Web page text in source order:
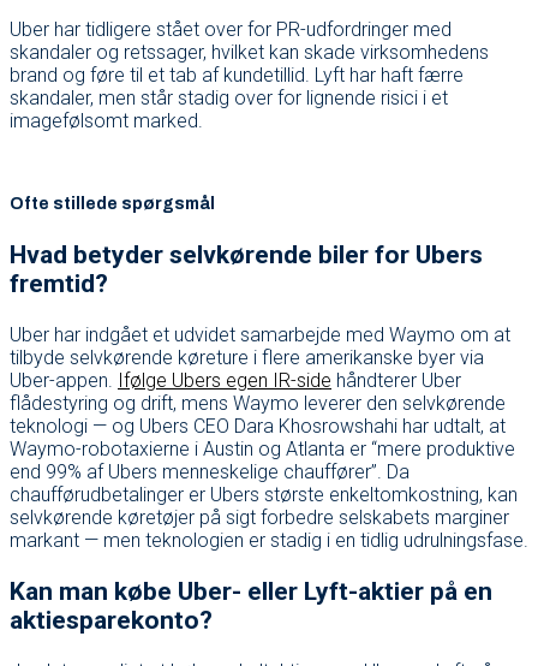
Uber har tidligere stået over for PR-udfordringer med
skandaler og retssager, hvilket kan skade virksomhedens
brand og føre til et tab af kundetillid. Lyft har haft færre
skandaler, men står stadig over for lignende risici i et
imagefølsomt marked.
Ofte stillede spørgsmål
Hvad betyder selvkørende biler for Ubers
fremtid?
Uber har indgået et udvidet samarbejde med Waymo om at
tilbyde selvkørende køreture i flere amerikanske byer via
Uber-appen. Ifølge Ubers egen IR-side håndterer Uber
flådestyring og drift, mens Waymo leverer den selvkørende
teknologi — og Ubers CEO Dara Khosrowshahi har udtalt, at
Waymo-robotaxierne i Austin og Atlanta er “mere produktive
end 99% af Ubers menneskelige chauffører”. Da
chaufførudbetalinger er Ubers største enkeltomkostning, kan
selvkørende køretøjer på sigt forbedre selskabets marginer
markant — men teknologien er stadig i en tidlig udrulningsfase.
Kan man købe Uber- eller Lyft-aktier på en
aktiesparekonto?